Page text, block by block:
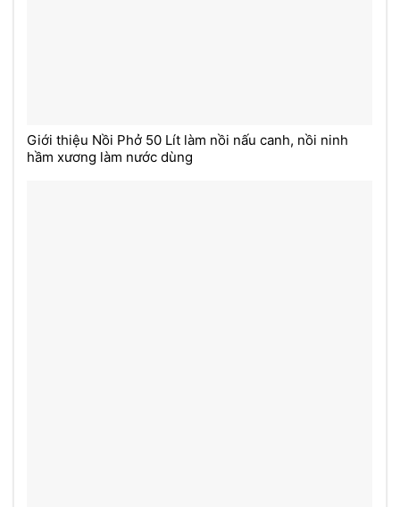
Giới thiệu Nồi Phở 50 Lít làm nồi nấu canh, nồi ninh
hầm xương làm nước dùng